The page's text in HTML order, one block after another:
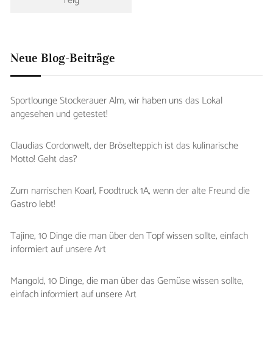
Neue Blog-Beiträge
Sportlounge Stockerauer Alm, wir haben uns das Lokal
angesehen und getestet!
Claudias Cordonwelt, der Bröselteppich ist das kulinarische
Motto! Geht das?
Zum narrischen Koarl, Foodtruck 1A, wenn der alte Freund die
Gastro lebt!
Tajine, 10 Dinge die man über den Topf wissen sollte, einfach
informiert auf unsere Art
Mangold, 10 Dinge, die man über das Gemüse wissen sollte,
einfach informiert auf unsere Art